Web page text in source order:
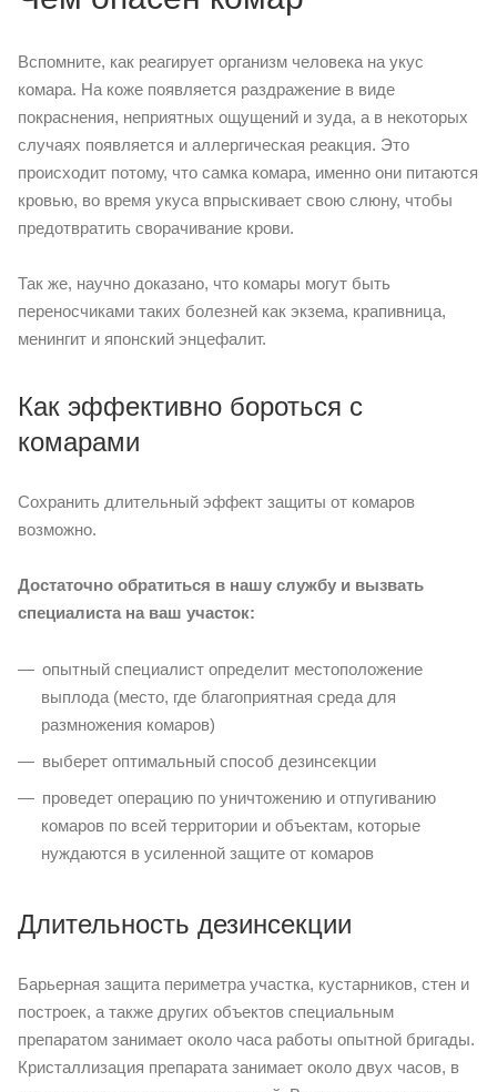
Вспомните, как реагирует организм человека на укус
комара. На коже появляется раздражение в виде
покраснения, неприятных ощущений и зуда, а в некоторых
случаях появляется и аллергическая реакция. Это
происходит потому, что самка комара, именно они питаются
кровью, во время укуса впрыскивает свою слюну, чтобы
предотвратить сворачивание крови.
Так же, научно доказано, что комары могут быть
переносчиками таких болезней как экзема, крапивница,
менингит и японский энцефалит.
Как эффективно бороться с
комарами
Сохранить длительный эффект защиты от комаров
возможно.
Достаточно обратиться в нашу службу и вызвать
специалиста на ваш участок:
опытный специалист определит местоположение
выплода (место, где благоприятная среда для
размножения комаров)
выберет оптимальный способ дезинсекции
проведет операцию по уничтожению и отпугиванию
комаров по всей территории и объектам, которые
нуждаются в усиленной защите от комаров
Длительность дезинсекции
Барьерная защита периметра участка, кустарников, стен и
построек, а также других объектов специальным
препаратом занимает около часа работы опытной бригады.
Кристаллизация препарата занимает около двух часов, в